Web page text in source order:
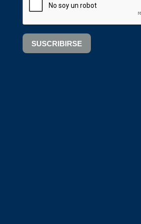
SUSCRIBIRSE